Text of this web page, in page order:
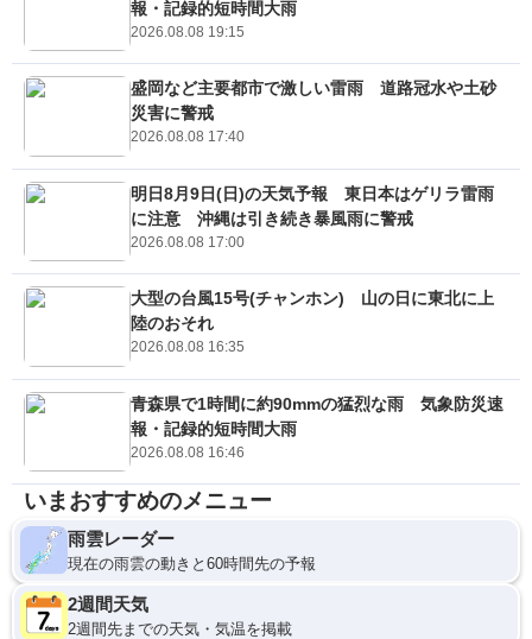
報・記録的短時間大雨
2026.08.08 19:15
盛岡など主要都市で激しい雷雨 道路冠水や土砂
災害に警戒
2026.08.08 17:40
明日8月9日(日)の天気予報 東日本はゲリラ雷雨
に注意 沖縄は引き続き暴風雨に警戒
2026.08.08 17:00
大型の台風15号(チャンホン) 山の日に東北に上
陸のおそれ
2026.08.08 16:35
青森県で1時間に約90mmの猛烈な雨 気象防災速
報・記録的短時間大雨
2026.08.08 16:46
いまおすすめのメニュー
雨雲レーダー
現在の雨雲の動きと60時間先の予報
2週間天気
2週間先までの天気・気温を掲載